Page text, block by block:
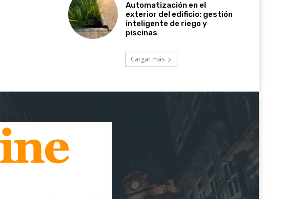
Automatización en el
exterior del edificio: gestión
inteligente de riego y
piscinas
Cargar más